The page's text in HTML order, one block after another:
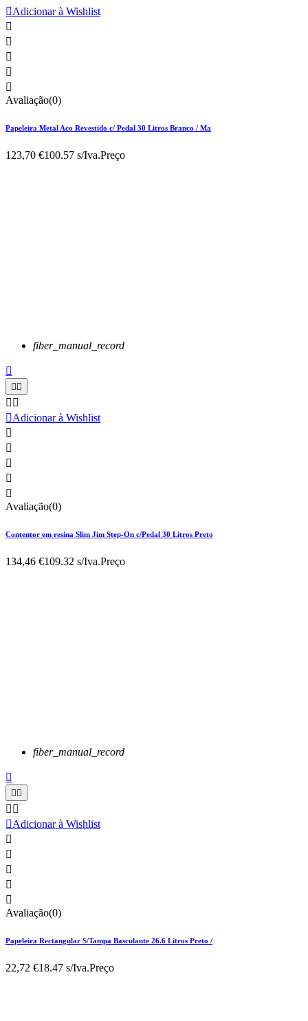
Adicionar à Wishlist





Avaliação(0)
Papeleira Metal Aco Revestido c/ Pedal 30 Litros Branco / Ma
123,70 €100.57 s/Iva.Preço
fiber_manual_record

 
 
Adicionar à Wishlist





Avaliação(0)
Contentor em resina Slim Jim Step-On c/Pedal 30 Litros Preto
134,46 €109.32 s/Iva.Preço
fiber_manual_record

 
 
Adicionar à Wishlist





Avaliação(0)
Papeleira Rectangular S/Tampa Basculante 26.6 Litros Preto /
22,72 €18.47 s/Iva.Preço